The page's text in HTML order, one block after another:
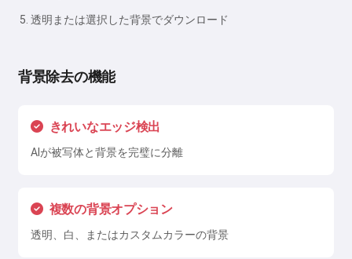
透明または選択した背景でダウンロード
背景除去の機能
きれいなエッジ検出
AIが被写体と背景を完璧に分離
複数の背景オプション
透明、白、またはカスタムカラーの背景